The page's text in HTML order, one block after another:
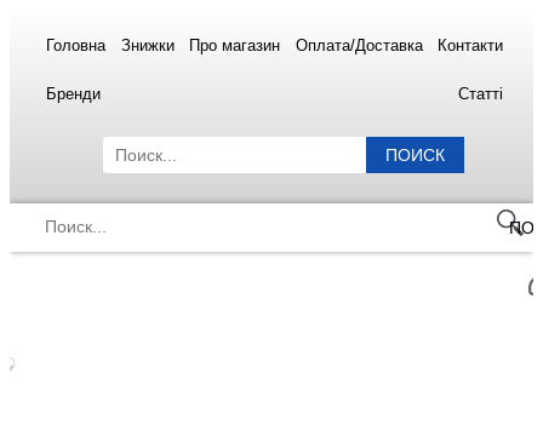
Головна Знижки Про магазин Оплата/Доставка Контакти
Бренди Статті
ПОИСК